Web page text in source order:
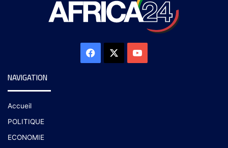
NAVIGATION
Accueil
POLITIQUE
ECONOMIE